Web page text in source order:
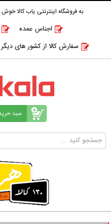
به فروشگاه اینترنتی یاب کالا
اجناس عمده
سفارش کالا از کشور های دیگر
سبد